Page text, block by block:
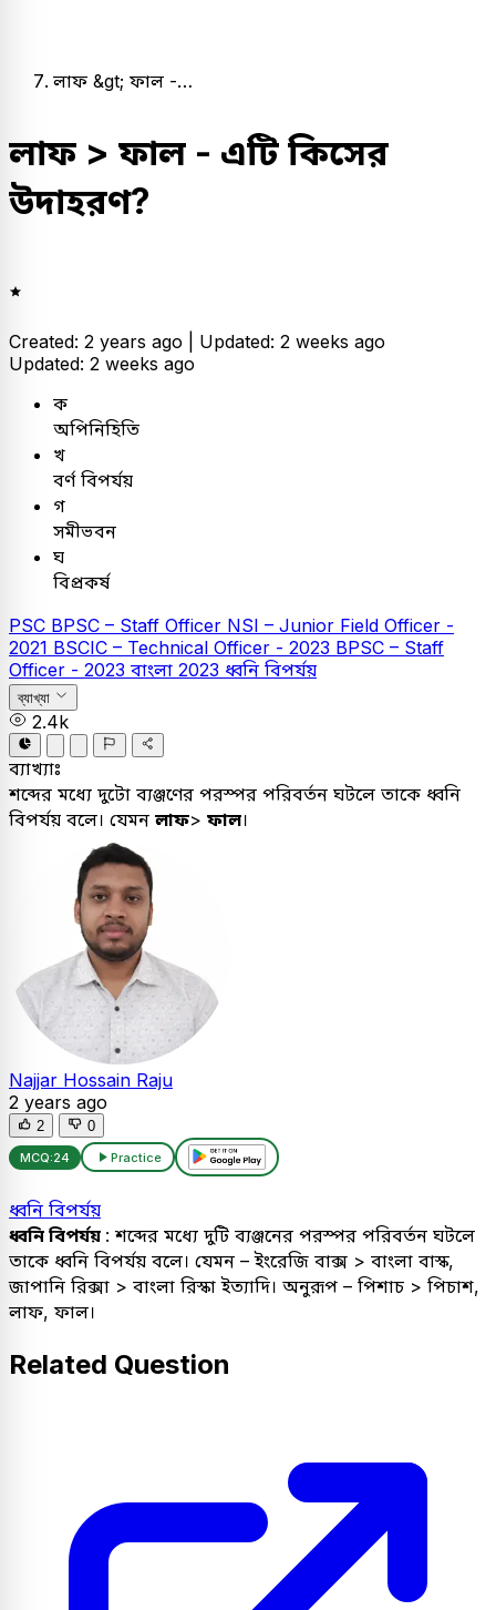
লাফ &gt; ফাল -…
লাফ > ফাল - এটি কিসের
উদাহরণ?
Created: 2 years ago | Updated: 2 weeks ago
Updated: 2 weeks ago
ক
অপিনিহিতি
খ
বর্ণ বিপর্যয়
গ
সমীভবন
ঘ
বিপ্রকর্ষ
PSC BPSC – Staff Officer NSI – Junior Field Officer -
2021 BSCIC – Technical Officer - 2023 BPSC – Staff
Officer - 2023 বাংলা 2023 ধ্বনি বিপর্যয়
ব্যাখ্যা
2.4k
ব্যাখ্যাঃ
শব্দের মধ্যে দুটো ব্যঞ্জণের পরস্পর পরিবর্তন ঘটলে তাকে ধ্বনি
বিপর্যয় বলে। যেমন লাফ> ফাল।
Najjar Hossain Raju
2 years ago
2 0
MCQ:24 Practice
ধ্বনি বিপর্যয়
ধ্বনি বিপর্যয় : শব্দের মধ্যে দুটি ব্যঞ্জনের পরস্পর পরিবর্তন ঘটলে
তাকে ধ্বনি বিপর্যয় বলে। যেমন – ইংরেজি বাক্স > বাংলা বাস্ক,
জাপানি রিক্সা > বাংলা রিস্কা ইত্যাদি। অনুরূপ – পিশাচ > পিচাশ,
লাফ, ফাল।
Related Question